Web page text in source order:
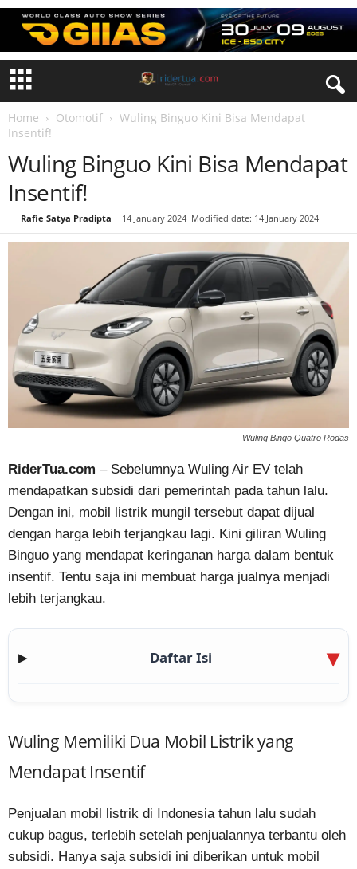
Home Otomotif
Wuling Binguo Kini Bisa Mendapat
Insentif!
Wuling Binguo Kini Bisa Mendapat
Insentif!
Rafie Satya Pradipta 14 January 2024 Modified date: 14 January 2024
Wuling Bingo Quatro Rodas
RiderTua.com – Sebelumnya Wuling Air EV telah
mendapatkan subsidi dari pemerintah pada tahun lalu.
Dengan ini, mobil listrik mungil tersebut dapat dijual
dengan harga lebih terjangkau lagi. Kini giliran Wuling
Binguo yang mendapat keringanan harga dalam bentuk
insentif. Tentu saja ini membuat harga jualnya menjadi
lebih terjangkau.
▶ Daftar Isi
Wuling Memiliki Dua Mobil Listrik yang
Mendapat Insentif
Penjualan mobil listrik di Indonesia tahun lalu sudah
cukup bagus, terlebih setelah penjualannya terbantu oleh
subsidi. Hanya saja subsidi ini diberikan untuk mobil